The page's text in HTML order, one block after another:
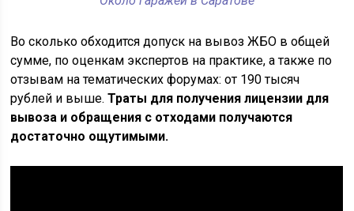
Во сколько обходится допуск на вывоз ЖБО в общей
сумме, по оценкам экспертов на практике, а также по
отзывам на тематических форумах: от 190 тысяч
рублей и выше.Траты для получения лицензии для
вывоза и обращения с отходами получаются
достаточно ощутимыми.